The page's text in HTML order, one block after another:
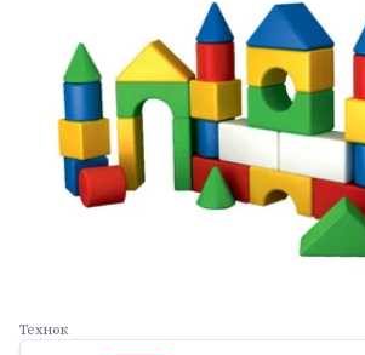
Технок